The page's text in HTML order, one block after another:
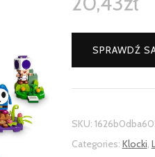
SPRAWDŹ
SKU:
Categories: Klocki,